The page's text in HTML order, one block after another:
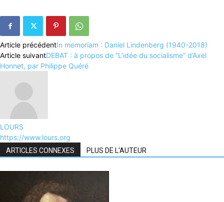
Article précédentIn memoriam : Daniel Lindenberg (1940-2018)
Article suivantDEBAT : à propos de “L’idée du socialisme” d’Axel
Honnet, par Philippe Quéré
LOURS
https://www.lours.org
ARTICLES CONNEXES PLUS DE L'AUTEUR